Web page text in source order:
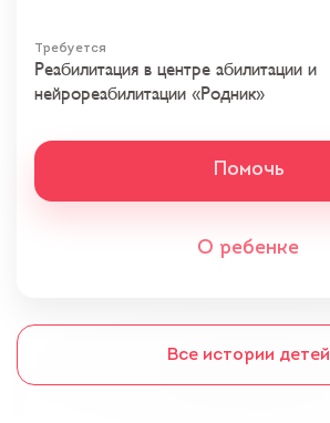
Требуется
Реабилитация в центре абилитации и
нейрореабилитации «Родник»
Помочь
О ребенке
Все истории детей